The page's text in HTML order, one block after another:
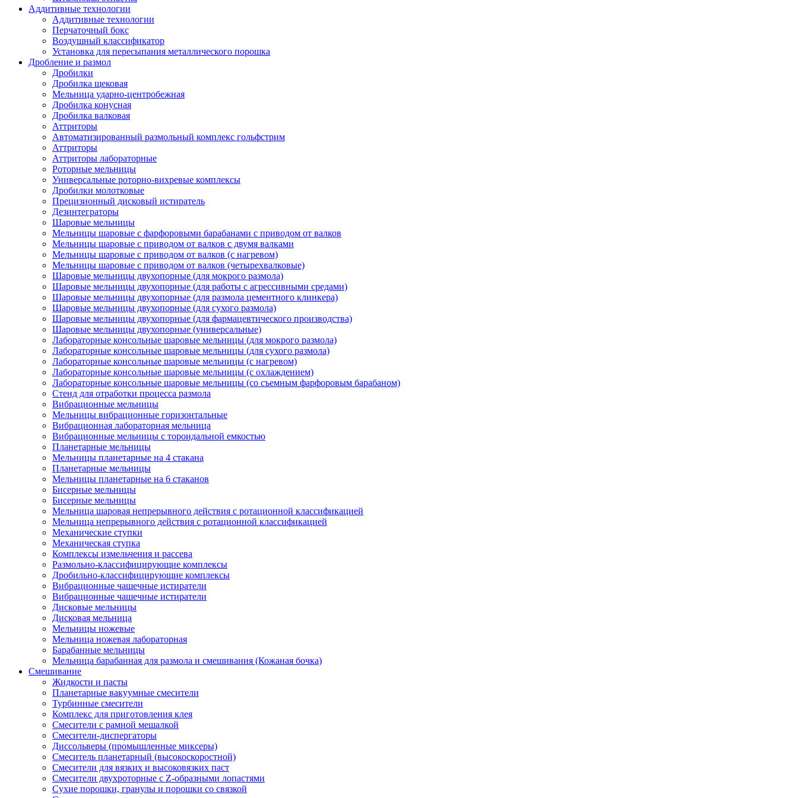
Аддитивные технологии
Аддитивные технологии
Перчаточный бокс
Воздушный классификатор
Установка для пересыпания металлического порошка
Дробление и размол
Дробилки
Дробилка щековая
Мельница ударно-центробежная
Дробилка конусная
Дробилка валковая
Аттриторы
Автоматизированный размольный комплекс гольфстрим
Аттриторы
Аттриторы лабораторные
Роторные мельницы
Универсальные роторно-вихревые комплексы
Дробилки молотковые
Прецизионный дисковый истиратель
Дезинтеграторы
Шаровые мельницы
Мельницы шаровые с фарфоровыми барабанами с приводом от валков
Мельницы шаровые с приводом от валков с двумя валками
Мельницы шаровые с приводом от валков (с нагревом)
Мельницы шаровые с приводом от валков (четырехвалковые)
Шаровые мельницы двухопорные (для мокрого размола)
Шаровые мельницы двухопорные (для работы с агрессивными средами)
Шаровые мельницы двухопорные (для размола цементного клинкера)
Шаровые мельницы двухопорные (для сухого размола)
Шаровые мельницы двухопорные (для фармацевтического производства)
Шаровые мельницы двухопорные (универсальные)
Лабораторные консольные шаровые мельницы (для мокрого размола)
Лабораторные консольные шаровые мельницы (для сухого размола)
Лабораторные консольные шаровые мельницы (с нагревом)
Лабораторные консольные шаровые мельницы (с охлаждением)
Лабораторные консольные шаровые мельницы (со съемным фарфоровым барабаном)
Стенд для отработки процесса размола
Вибрационные мельницы
Мельницы вибрационные горизонтальные
Вибрационная лабораторная мельница
Вибрационные мельницы с тороидальной емкостью
Планетарные мельницы
Мельницы планетарные на 4 стакана
Планетарные мельницы
Мельницы планетарные на 6 стаканов
Бисерные мельницы
Бисерные мельницы
Мельница шаровая непрерывного действия с ротационной классификацией
Мельница непрерывного действия с ротационной классификацией
Механические ступки
Механическая ступка
Комплексы измельчения и рассева
Размольно-классифицирующие комплексы
Дробильно-классифицирующие комплексы
Вибрационные чашечные истиратели
Вибрационные чашечные истиратели
Дисковые мельницы
Дисковая мельница
Мельницы ножевые
Мельница ножевая лабораторная
Барабанные мельницы
Мельница барабанная для размола и смешивания (Кожаная бочка)
Смешивание
Жидкости и пасты
Планетарные вакуумные смесители
Турбинные смесители
Комплекс для приготовления клея
Смесители с рамной мешалкой
Смесители-диспергаторы
Диссольверы (промышленные миксеры)
Смеситель планетарный (высокоскоростной)
Смесители для вязких и высоковязких паст
Смесители двухроторные с Z-образными лопастями
Сухие порошки, гранулы и порошки со связкой